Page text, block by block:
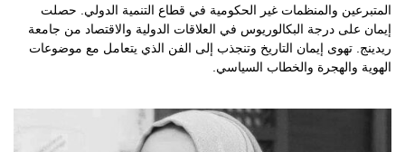
المتبرعين والمنظمات غير الحكومية في قطاع التنمية الدولي. حصلت
إيمان على درجة البكالوريوس في العلاقات الدولية والاقتصاد من جامعة
ريدينج. تهوى إيمان التاريخ وتنجذب إلى الفن الذي يتعامل مع موضوعات
الهوية والهجرة والخطاب السياسي.